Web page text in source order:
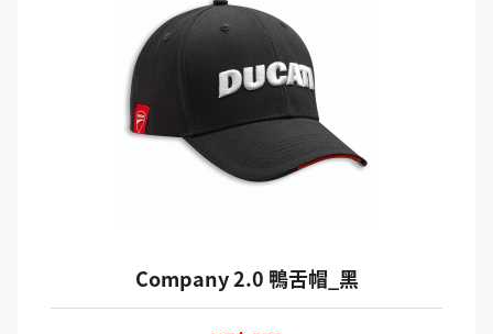
Company 2.0 鴨舌帽_黑